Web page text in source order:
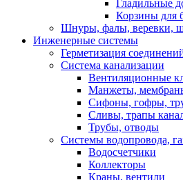
Гладильные
Корзины для
Шнуры, фалы, веревки,
Инженерные системы
Герметизация
Система канализации
Вентиляционные
Манжеты,
Сифоны, гофры,
Сливы, трапы
Трубы, отводы
Системы водопровода,
Водосчетчики
Коллекторы
Краны, вентили